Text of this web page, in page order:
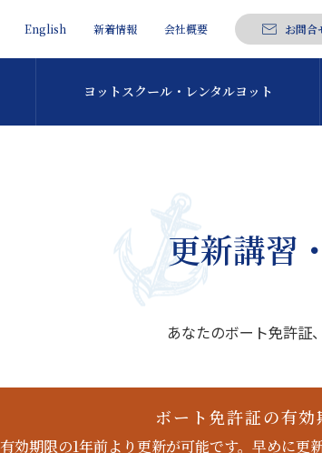
English 新着情報 会社概要 お問合
ヨットスクール・ レンタルヨット
更新講習
あなたのボート免許証
ボート免許証の有効
有効期限の1年前より更新が可能です。早めに更